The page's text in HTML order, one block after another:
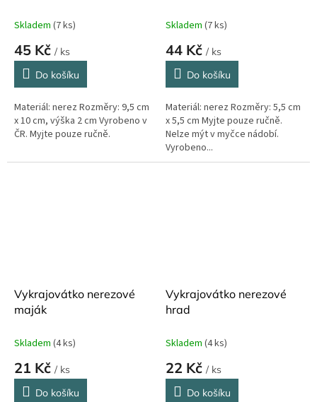
Skladem (7 ks)
45 Kč / ks
Do košíku
Materiál: nerez Rozměry: 9,5 cm
x 10 cm, výška 2 cm Vyrobeno v
ČR. Myjte pouze ručně.
Skladem (7 ks)
44 Kč / ks
Do košíku
Materiál: nerez Rozměry: 5,5 cm
x 5,5 cm Myjte pouze ručně.
Nelze mýt v myčce nádobí.
Vyrobeno...
Vykrajovátko nerezové
maják
Skladem (4 ks)
21 Kč / ks
Do košíku
Vykrajovátko nerezové
hrad
Skladem (4 ks)
22 Kč / ks
Do košíku